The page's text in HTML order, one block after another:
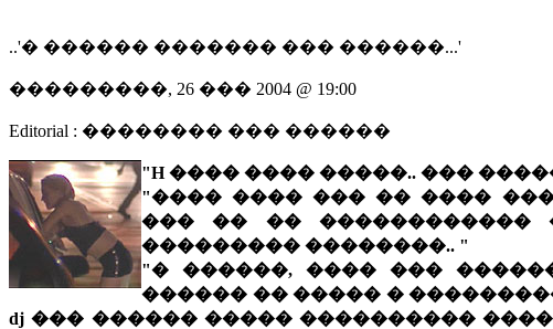
..'� ������ ������� ��� ������...'
���������, 26 ��� 2004 @ 19:00
Editorial : �������� ��� ������
"H ���� ���� �����.. ���
"���� ���� ��� �� ����
��� �� ��
��������� ��������.. "
"� ������, ���� ���
������ �� ����� �
dj ��� ������ ����� ����������